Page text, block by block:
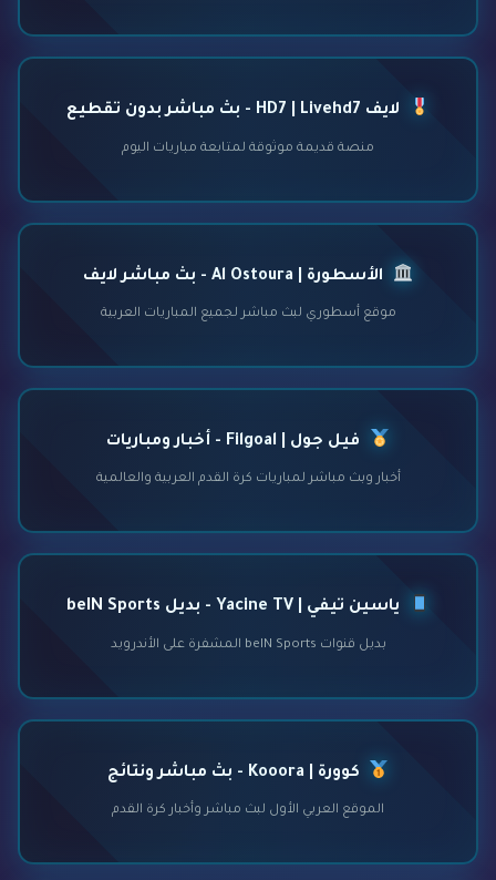
لايف HD7 | Livehd7 - بث مباشر بدون تقطيع
منصة قديمة موثوقة لمتابعة مباريات اليوم
الأسطورة | Al Ostoura - بث مباشر لايف
موقع أسطوري لبث مباشر لجميع المباريات العربية
فيل جول | Filgoal - أخبار ومباريات
أخبار وبث مباشر لمباريات كرة القدم العربية والعالمية
ياسين تيفي | Yacine TV - بديل beIN Sports
بديل قنوات beIN Sports المشفرة على الأندرويد
كوورة | Kooora - بث مباشر ونتائج
الموقع العربي الأول لبث مباشر وأخبار كرة القدم